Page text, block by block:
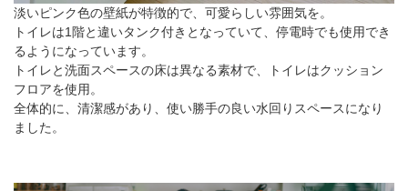
淡いピンク色の壁紙が特徴的で、可愛らしい雰囲気を。
トイレは1階と違いタンク付きとなっていて、停電時でも使用でき
るようになっています。
トイレと洗面スペースの床は異なる素材で、トイレはクッション
フロアを使用。
全体的に、清潔感があり、使い勝手の良い水回りスペースになり
ました。